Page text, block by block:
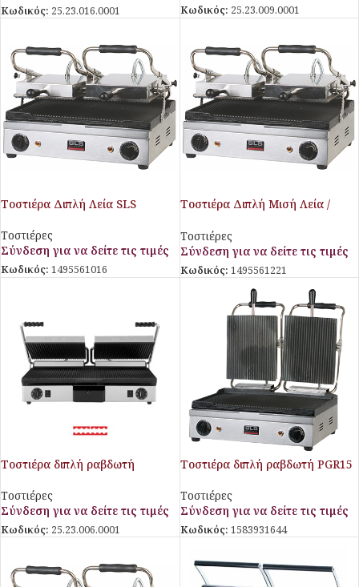
Κωδικός: 25.23.016.0001 Κωδικός: 25.23.009.0001
Τοστιέρα Διπλή Λεία SLS
Τοστιέρες
Σύνδεση για να δείτε τις τιμές
Κωδικός: 1495561016
Τοστιέρα Διπλή Μισή Λεία /
Τοστιέρες
Σύνδεση για να δείτε τις τιμές
Κωδικός: 1495561221
Τοστιέρα διπλή ραβδωτή
Τοστιέρες
Σύνδεση για να δείτε τις τιμές
Κωδικός: 25.23.006.0001
Τοστιέρα διπλή ραβδωτή PGR15
Τοστιέρες
Σύνδεση για να δείτε τις τιμές
Κωδικός: 1583931644